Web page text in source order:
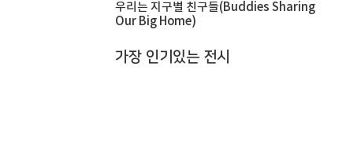
우리는 지구별 친구들(Buddies Sharing
Our Big Home)
가장 인기있는 전시